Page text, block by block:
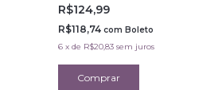
R$124,99
R$118,74 com Boleto
6 x de R$20,83 sem juros